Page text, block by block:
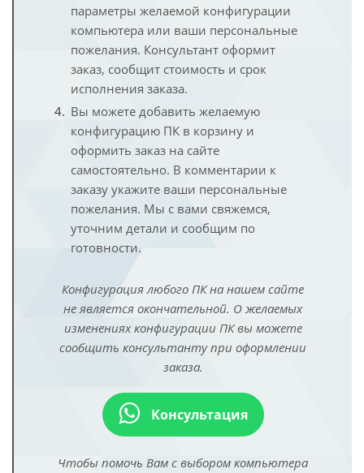
параметры желаемой конфигурации
компьютера или ваши персональные
пожелания. Консультант оформит
заказ, сообщит стоимость и срок
исполнения заказа.
Вы можете добавить желаемую
конфигурацию ПК в корзину и
оформить заказ на сайте
самостоятельно. В комментарии к
заказу укажите ваши персональные
пожелания. Мы с вами свяжемся,
уточним детали и сообщим по
готовности.
Конфигурация любого ПК на нашем сайте
не является окончательной. О желаемых
изменениях конфигурации ПК вы можете
сообщить консультанту при оформлении
заказа.
Консультация
Чтобы помочь Вам с выбором компьютера